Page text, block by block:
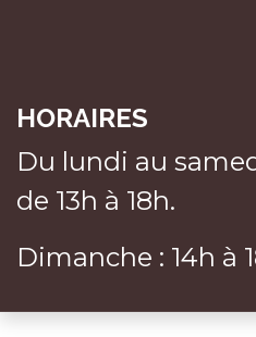
HORAIRES
Du lundi au
de 13h à 18h.
Dimanche : 14h à